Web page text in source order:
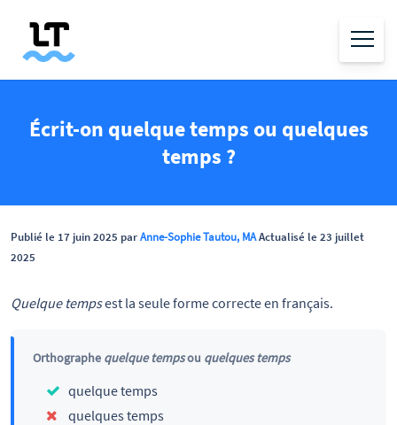
Écrit-on quelque temps ou quelques
temps ?
Publié le 17 juin 2025 parAnne-Sophie Tautou, MAActualisé le 23 juillet
2025
Quelque tempsest la seule forme correcte en français.
Orthographe quelque tempsou quelques temps
quelque temps
quelques temps